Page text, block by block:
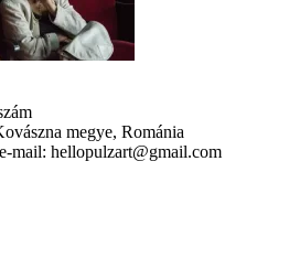
megye, Románia
mail: hellopulzart@gmail.com